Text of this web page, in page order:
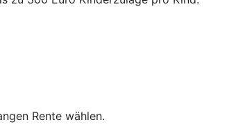
Rente wählen.